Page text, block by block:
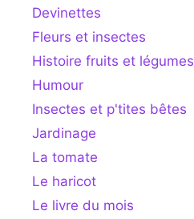
Devinettes
Fleurs et insectes
Histoire fruits et légumes
Humour
Insectes et p'tites bêtes
Jardinage
La tomate
Le haricot
Le livre du mois